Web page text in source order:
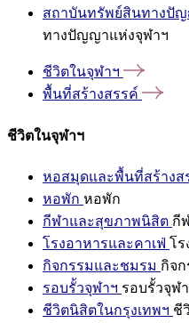
สถาบันทรัพย์สินทางปั
ทางปัญญาแห่งจุฬาฯ
ชีวิตในจุฬาฯ
พื้นที่สร้างสรรค์
ชีวิตในจุฬาฯ
หอสมุดและพื้นที่สร้างส
หอพัก หอพัก
กีฬาและสุขภาพนิสิต กี
โรงอาหารและคาเฟ่ โร
กิจกรรมและชมรม กิจ
รอบรั้วจุฬาฯ รอบรั้วจุฬ
ชีวิตนิสิตในกรุงเทพฯ ชี